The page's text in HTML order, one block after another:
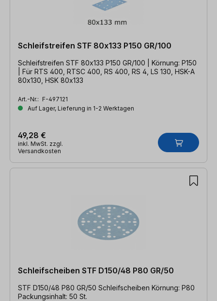
Schleifstreifen STF 80x133 P150 GR/100
Schleifstreifen STF 80x133 P150 GR/100 | Körnung: P150
| Für RTS 400, RTSC 400, RS 400, RS 4, LS 130, HSK-A
80x130, HSK 80x133
Art.-Nr.: F-497121
Auf Lager, Lieferung in 1-2 Werktagen
49,28 €
inkl. MwSt. zzgl.
Versandkosten
Schleifscheiben STF D150/48 P80 GR/50
STF D150/48 P80 GR/50 Schleifscheiben Körnung: P80
Packungsinhalt: 50 St.